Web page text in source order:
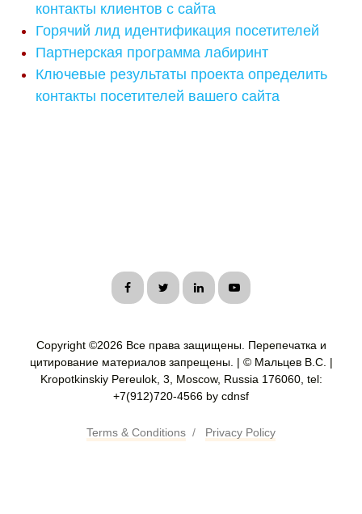
контакты клиентов с сайта
Горячий лид идентификация посетителей
Партнерская программа лабиринт
Ключевые результаты проекта определить
контакты посетителей вашего сайта
Copyright ©2026 Все права защищены. Перепечатка и
цитирование материалов запрещены. | © Мальцев В.С. |
Kropotkinskiy Pereulok, 3, Moscow, Russia 176060, tel:
+7(912)720-4566 by cdnsf
Terms & Conditions / Privacy Policy